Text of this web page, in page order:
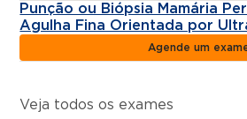
Punção ou Biópsia Mamária
Agulha Fina Orientada por
Agende um
Veja todos os exames